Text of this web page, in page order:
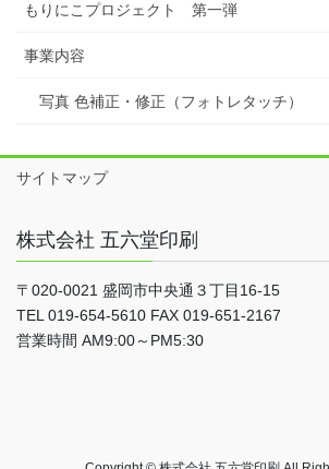
もりにこプロジェクト 第一弾
事業内容
写真 色補正・修正（フォトレタッチ）
サイトマップ
株式会社 五六堂印刷
〒020-0021 盛岡市中央通３丁目16-15
TEL 019-654-5610 FAX 019-651-2167
営業時間 AM9:00～PM5:30